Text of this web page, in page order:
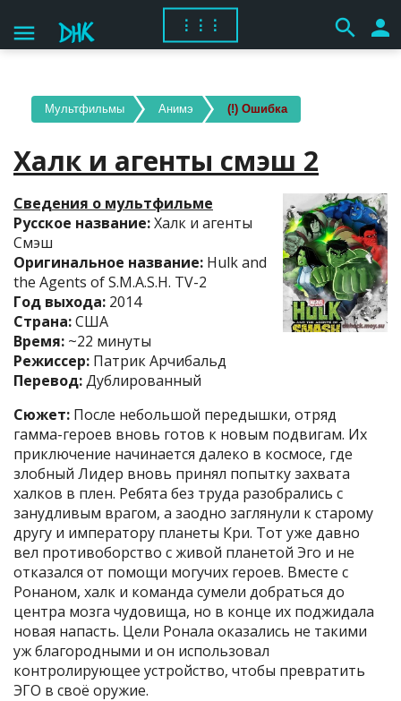
menu ⋮⋮⋮ search person
Мультфильмы Анимэ (!) Ошибка
Халк и агенты смэш 2
Сведения о мультфильме
Русское название:Халк и агенты
Смэш
Оригинальное название: Hulk and
the Agents of S.M.A.S.H. TV-2
Год выхода: 2014
Страна:США
Время: ~22 минуты
Режиссер: Патрик Арчибальд
Перевод:Дублированный
Сюжет: После небольшой передышки, отряд
гамма-героев вновь готов к новым подвигам. Их
приключение начинается далеко в космосе, где
злобный Лидер вновь принял попытку захвата
халков в плен. Ребята без труда разобрались с
занудливым врагом, а заодно заглянули к старому
другу и императору планеты Кри. Тот уже давно
вел противоборство с живой планетой Эго и не
отказался от помощи могучих героев. Вместе с
Ронаном, халк и команда сумели добраться до
центра мозга чудовища, но в конце их поджидала
новая напасть. Цели Ронала оказались не такими
уж благородными и он использовал
контролирующее устройство, чтобы превратить
ЭГО в своё оружие.